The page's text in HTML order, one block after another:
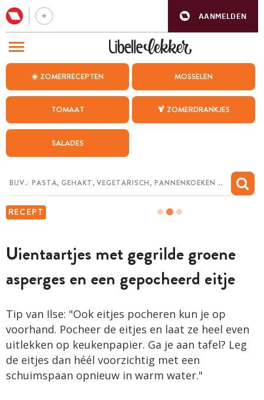
AANMELDEN
☀️ ZOMERRECEPTEN MOSSELEN
TOMAAT 🍹 ZOMERDRANKJES
SALADES
RECEPT
Uientaartjes met gegrilde groene
asperges en een gepocheerd eitje
Tip van Ilse: "Ook eitjes pocheren kun je op
voorhand. Pocheer de eitjes en laat ze heel even
uitlekken op keukenpapier. Ga je aan tafel? Leg
de eitjes dan héél voorzichtig met een
schuimspaan opnieuw in warm water."
BEZOEK ONZE ANDERE WEBSITES
WEEKMENU
CHAT MET MAIA
MIJN BEWAARDE RECEPTEN